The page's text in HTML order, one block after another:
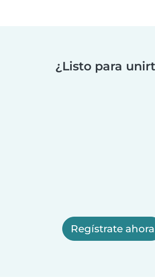
¿Listo para
Regístrate ahora